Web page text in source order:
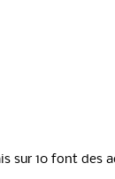
sur 10 font des